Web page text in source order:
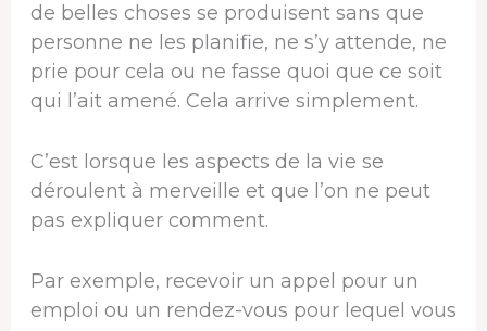
de belles choses se produisent sans que
personne ne les planifie, ne s’y attende, ne
prie pour cela ou ne fasse quoi que ce soit
qui l’ait amené. Cela arrive simplement.
C’est lorsque les aspects de la vie se
déroulent à merveille et que l’on ne peut
pas expliquer comment.
Par exemple, recevoir un appel pour un
emploi ou un rendez-vous pour lequel vous